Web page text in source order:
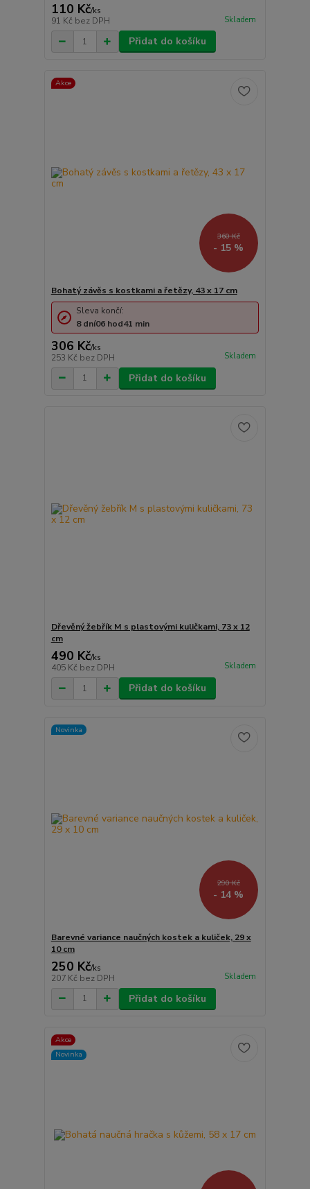
110 Kč/ks
91 Kč bez DPH Skladem
Přidat do košíku
Akce
360 Kč
- 15 %
Bohatý závěs s kostkami a řetězy, 43 x 17 cm
306 Kč/ks
253 Kč bez DPH Skladem
Sleva končí:
8 dní06 hod41 min
Přidat do košíku
Dřevěný žebřík M s plastovými kuličkami, 73 x 12
cm
490 Kč/ks
405 Kč bez DPH Skladem
Přidat do košíku
Novinka
290 Kč
- 14 %
Barevné variance naučných kostek a kuliček, 29 x
10 cm
250 Kč/ks
207 Kč bez DPH Skladem
Přidat do košíku
Akce
Novinka